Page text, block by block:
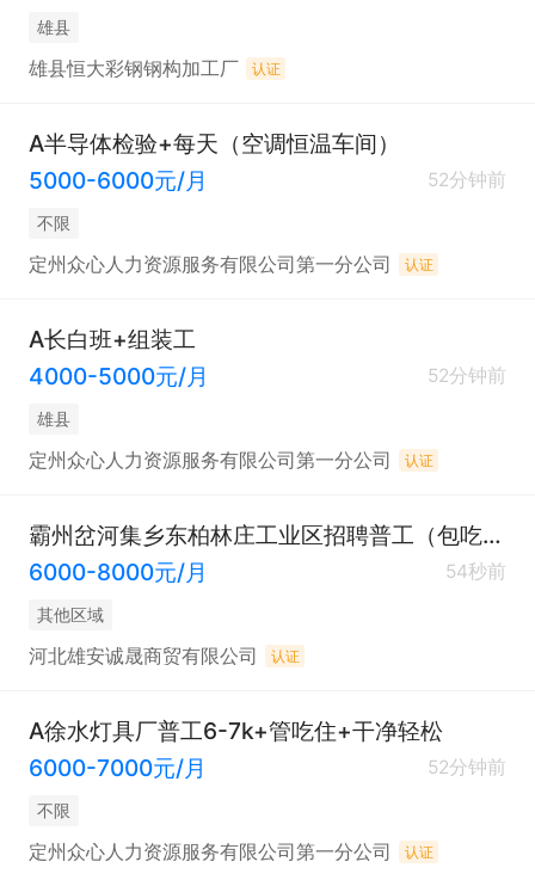
雄县
雄县恒大彩钢钢构加工厂 认证
A半导体检验+每天（空调恒温车间）
5000-6000元/月
52分钟前
不限
定州众心人力资源服务有限公司第一分公司 认证
A长白班+组装工
4000-5000元/月
52分钟前
雄县
定州众心人力资源服务有限公司第一分公司 认证
霸州岔河集乡东柏林庄工业区招聘普工（包吃包住）
6000-8000元/月
54秒前
其他区域
河北雄安诚晟商贸有限公司 认证
A徐水灯具厂普工6-7k+管吃住+干净轻松
6000-7000元/月
52分钟前
不限
定州众心人力资源服务有限公司第一分公司 认证